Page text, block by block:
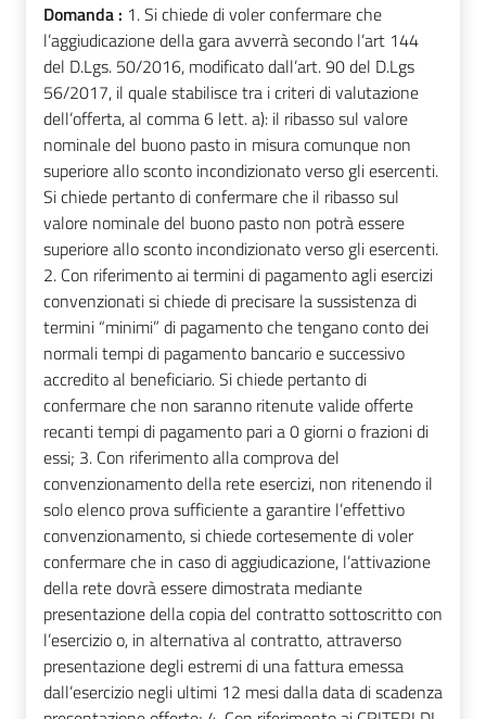
Domanda : 1. Si chiede di voler confermare che
l’aggiudicazione della gara avverrà secondo l’art 144
del D.Lgs. 50/2016, modificato dall’art. 90 del D.Lgs
56/2017, il quale stabilisce tra i criteri di valutazione
dell’offerta, al comma 6 lett. a): il ribasso sul valore
nominale del buono pasto in misura comunque non
superiore allo sconto incondizionato verso gli esercenti.
Si chiede pertanto di confermare che il ribasso sul
valore nominale del buono pasto non potrà essere
superiore allo sconto incondizionato verso gli esercenti.
2. Con riferimento ai termini di pagamento agli esercizi
convenzionati si chiede di precisare la sussistenza di
termini “minimi” di pagamento che tengano conto dei
normali tempi di pagamento bancario e successivo
accredito al beneficiario. Si chiede pertanto di
confermare che non saranno ritenute valide offerte
recanti tempi di pagamento pari a 0 giorni o frazioni di
essi; 3. Con riferimento alla comprova del
convenzionamento della rete esercizi, non ritenendo il
solo elenco prova sufficiente a garantire l’effettivo
convenzionamento, si chiede cortesemente di voler
confermare che in caso di aggiudicazione, l’attivazione
della rete dovrà essere dimostrata mediante
presentazione della copia del contratto sottoscritto con
l’esercizio o, in alternativa al contratto, attraverso
presentazione degli estremi di una fattura emessa
dall’esercizio negli ultimi 12 mesi dalla data di scadenza